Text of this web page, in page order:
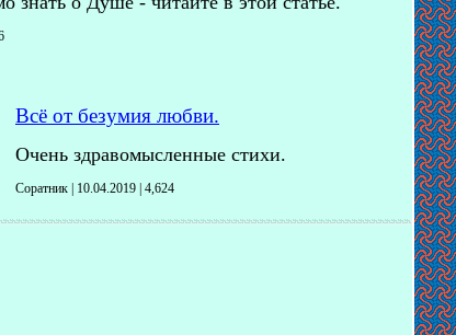
Всё от безумия любви.
Очень здравомысленные стихи.
Соратник | 10.04.2019 | 4,624